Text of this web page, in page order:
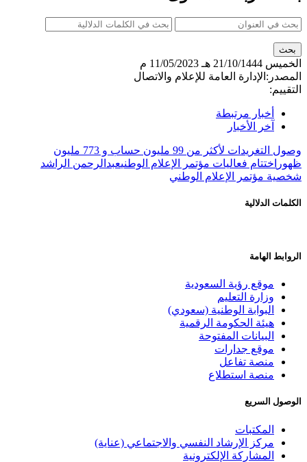
الخميس 21/10/1444 هـ
11/05/2023 م
المصدر: الإدارة العامة للإعلام والاتصال
التقييم:
أخبار مرتبطة
آخر الأخبار
وصول التغريدات لأكثر من 99 مليون حساب و 773 مليون
ظهور اختتام فعاليات مؤتمر الإعلام الوطنيعبدالرحمن الراشد
شخصية مؤتمر الإعلام الوطني
الكلمات الدلالية
الروابط الهامة
موقع رؤية السعودية
وزارة التعليم
البوابة الوطنية (سعودي)
هيئة الحكومة الرقمية
البيانات المفتوحة
موقع جدارات
منصة تفاعل
منصة استطلاع
الوصول السريع
المكتبات
مركز الإرشاد النفسي والاجتماعي (عناية)
المشاركة الإلكترونية